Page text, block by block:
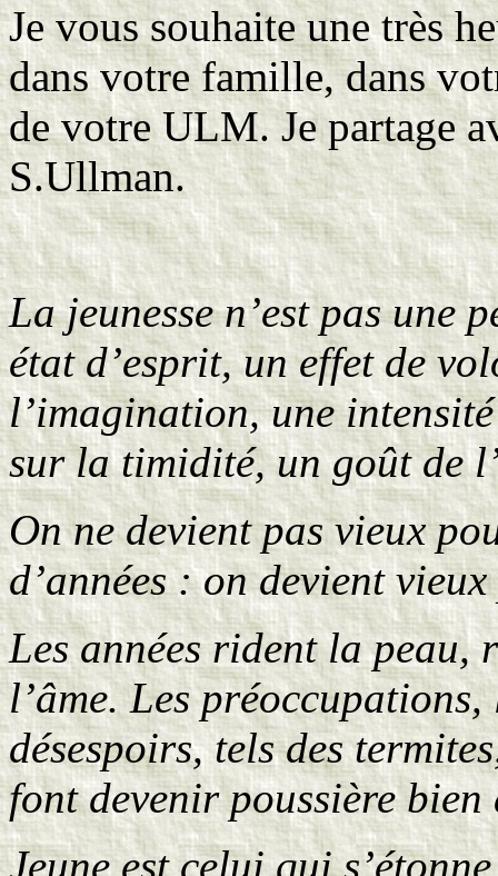
Je vous souhaite une très
dans votre famille, dans
de votre ULM. Je partage
S.Ullman.
La jeunesse n’est pas une
état d’esprit, un effet de
l’imagination, une
sur la timidité, un goût de
On ne devient pas vieux
d’années : on devient
Les années rident la peau,
l’âme. Les
désespoirs, tels des
font devenir poussière
Jeune est celui qui